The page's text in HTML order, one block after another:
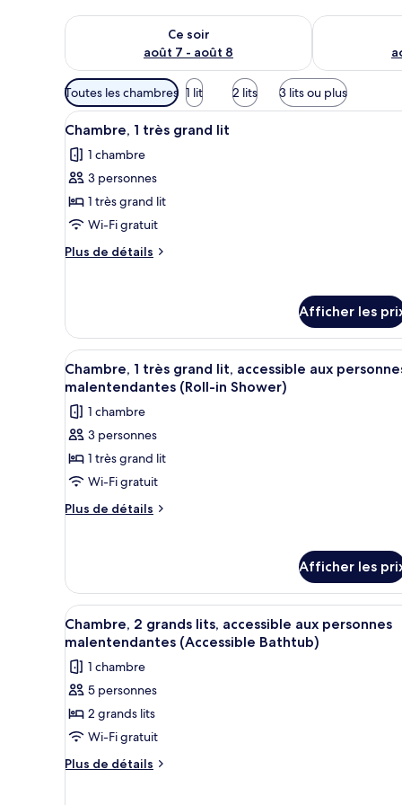
Ce soir
août 7 - août 8
Vérifier la disponibilité pour ce soir août 7 - août 8
Vérifier la
Filtres
disponibles
pour
les
chambres
Toutes les chambres 1 lit 2 lits 3 lits ou plus
Afficher
toutes
les
photos
pour
ce
type
de
1
très
grand
lit
Une chambre d’hôtel avec
3
Chambre, 1 très grand lit
1 chambre
3 personnes
1 très grand lit
Wi-Fi gratuit
Plus de détails
Plus
1
très
grand
Afficher les
Afficher
toutes
les
photos
pour
ce
type
de
très
grand
lit,
accessible
aux
personnes
malentendantes
(Roll-
Shower)
Une chambre d’hôtel avec
3
Chambre, 1 très grand lit, accessible aux
malentendantes (Roll-in Shower)
1 chambre
3 personnes
1 très grand lit
Wi-Fi gratuit
Plus de détails
Plus
1
très
grand
lit,
aux
personnes
malentendantes
(Roll-
in
Afficher les
Afficher
toutes
les
photos
pour
ce
type
de
Une chambre d’hôtel avec
3
Chambre, 2 grands lits, accessible aux personnes
malentendantes (Accessible Bathtub)
1 chambre
5 personnes
2 grands lits
Wi-Fi gratuit
Plus de détails
Plus